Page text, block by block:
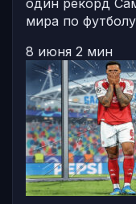
один рекорд
мира по
8 июня 2 мин